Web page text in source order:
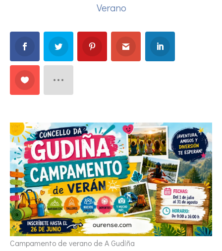
Verano
Campamento de verano de A Gudiña